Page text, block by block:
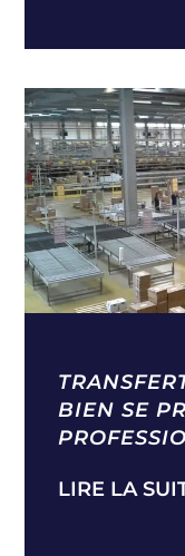
BIEN SE
LIRE LA